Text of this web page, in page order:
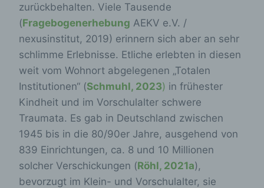
zurückbehalten. Viele Tausende
(Fragebogenerhebung AEKV e.V. /
nexusinstitut, 2019) erinnern sich aber an sehr
schlimme Erlebnisse. Etliche erlebten in diesen
weit vom Wohnort abgelegenen „Totalen
Institutionen“ (Schmuhl, 2023) in frühester
Kindheit und im Vorschulalter schwere
Traumata. Es gab in Deutschland zwischen
1945 bis in die 80/90er Jahre, ausgehend von
839 Einrichtungen, ca. 8 und 10 Millionen
solcher Verschickungen (Röhl, 2021a),
bevorzugt im Klein- und Vorschulalter, sie